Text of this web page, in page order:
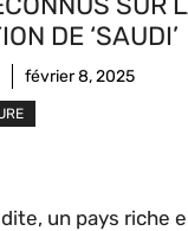
DE ‘SAUDI’
février 8, 2025
un pays riche